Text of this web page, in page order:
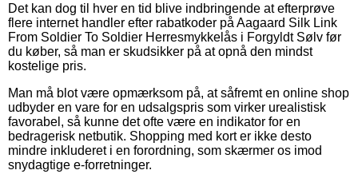
Det kan dog til hver en tid blive indbringende at efterprøve
flere internet handler efter rabatkoder på Aagaard Silk Link
From Soldier To Soldier Herresmykkelås i Forgyldt Sølv før
du køber, så man er skudsikker på at opnå den mindst
kostelige pris.
Man må blot være opmærksom på, at såfremt en online shop
udbyder en vare for en udsalgspris som virker urealistisk
favorabel, så kunne det ofte være en indikator for en
bedragerisk netbutik. Shopping med kort er ikke desto
mindre inkluderet i en forordning, som skærmer os imod
snydagtige e-forretninger.